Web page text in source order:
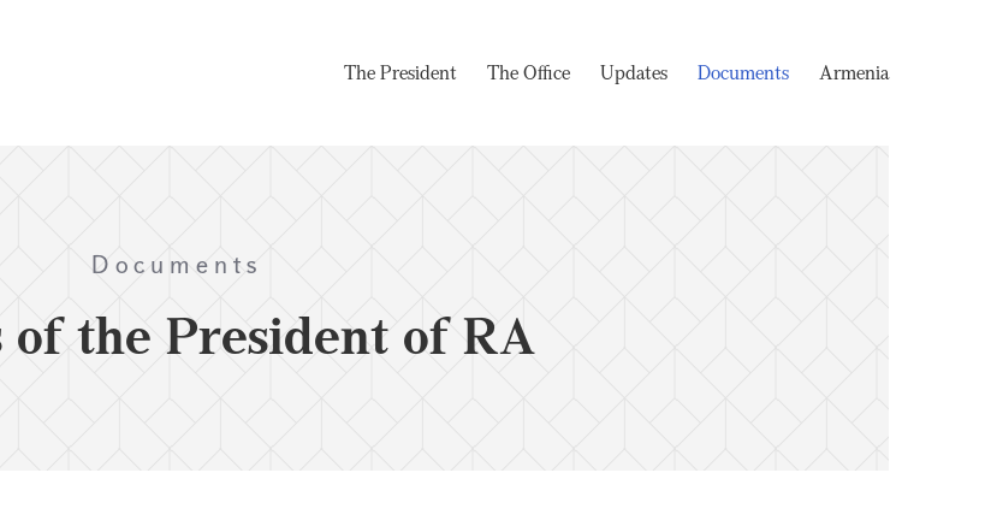
The President The Office Updates Documents Armenia
Documents
of the President of RA